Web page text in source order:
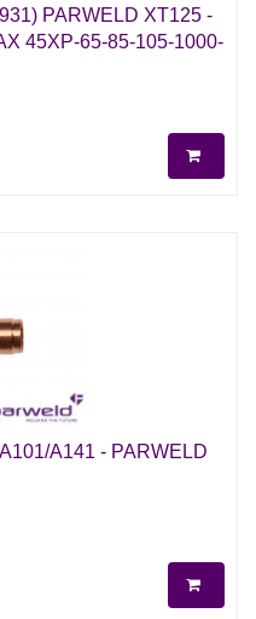
PARWELD XT125 -
45XP-65-85-105-1000-
A141 - PARWELD